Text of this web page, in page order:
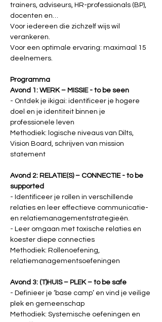
trainers, adviseurs, HR-professionals (BP),
docenten en…
Voor iedereen die zichzelf wijs wil
verankeren.
Voor een optimale ervaring: maximaal 15
deelnemers.
Programma
Avond 1: WERK – MISSIE - to be seen
- Ontdek je ikigai: identificeer je hogere
doel en je identiteit binnen je
professionele leven
Methodiek: logische niveaus van Dilts,
Vision Board, schrijven van mission
statement
Avond 2: RELATIE(S) – CONNECTIE - to be
supported
- Identificeer je rollen in verschillende
relaties en leer effectieve communicatie-
en relatiemanagementstrategieën.
- Leer omgaan met toxische relaties en
koester diepe connecties
Methodiek: Rollenoefening,
relatiemanagementsoefeningen
Avond 3: (T)HUIS – PLEK – to be safe
- Definieer je ‘base camp’ en vind je veilige
plek en gemeenschap
Methodiek: Systemische oefeningen en